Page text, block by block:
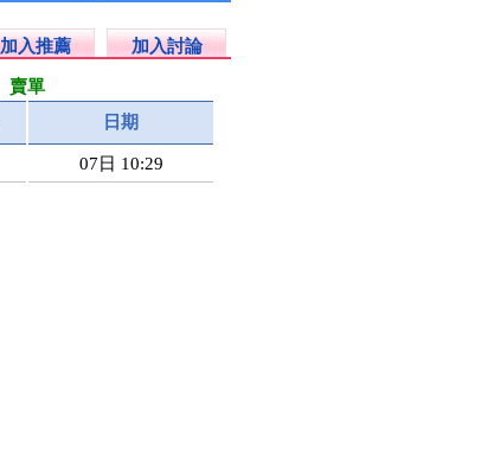
加入推薦 加入討論
賣單
日期
07日 10:29